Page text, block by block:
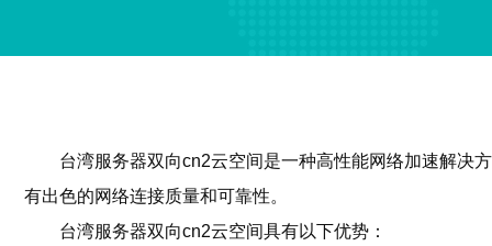
台湾服务器双向cn2云空间是一种高性能网络加速解决
有出色的网络连接质量和可靠性。
台湾服务器双向cn2云空间具有以下优势：